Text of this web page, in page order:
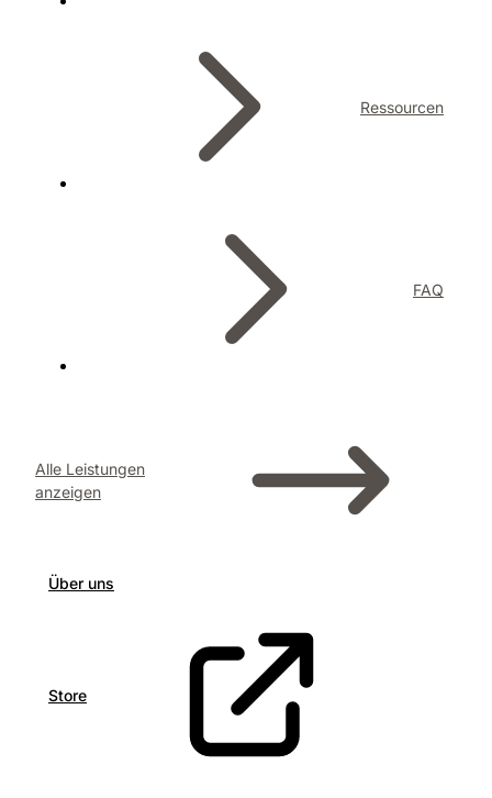
Ressourcen
FAQ
Alle Leistungen
anzeigen
Über uns
Store